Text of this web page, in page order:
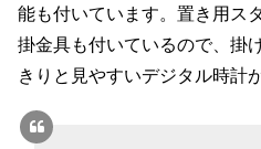
能も付いています。置き用ス
掛金具も付いているので、掛
きりと見やすいデジタル時計